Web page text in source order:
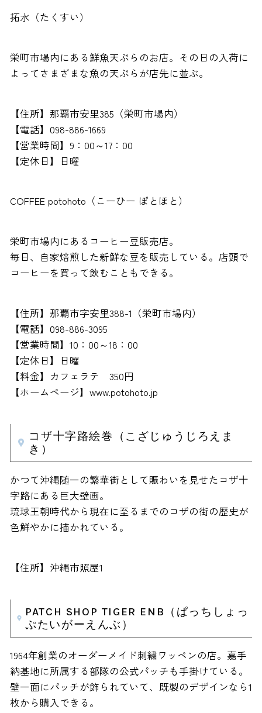
拓水（たくすい）
栄町市場内にある鮮魚天ぷらのお店。その日の入荷に
よってさまざまな魚の天ぷらが店先に並ぶ。
【住所】那覇市安里385（栄町市場内）
【電話】098-886-1669
【営業時間】9：00～17：00
【定休日】日曜
COFFEE potohoto（こーひー ぽとほと）
栄町市場内にあるコーヒー豆販売店。
毎日、自家焙煎した新鮮な豆を販売している。店頭で
コーヒーを買って飲むこともできる。
【住所】那覇市字安里388-1（栄町市場内）
【電話】098-886-3095
【営業時間】10：00～18：00
【定休日】日曜
【料金】カフェラテ 350円
【ホームページ】www.potohoto.jp
コザ十字路絵巻（こざじゅうじろえま
き）
かつて沖縄随一の繁華街として賑わいを見せたコザ十
字路にある巨大壁画。
琉球王朝時代から現在に至るまでのコザの街の歴史が
色鮮やかに描かれている。
【住所】沖縄市照屋1
PATCH SHOP TIGER ENB（ぱっちしょっ
ぷたいがーえんぶ）
1964年創業のオーダーメイド刺繍ワッペンの店。嘉手
納基地に所属する部隊の公式パッチも手掛けている。
壁一面にパッチが飾られていて、既製のデザインなら1
枚から購入できる。